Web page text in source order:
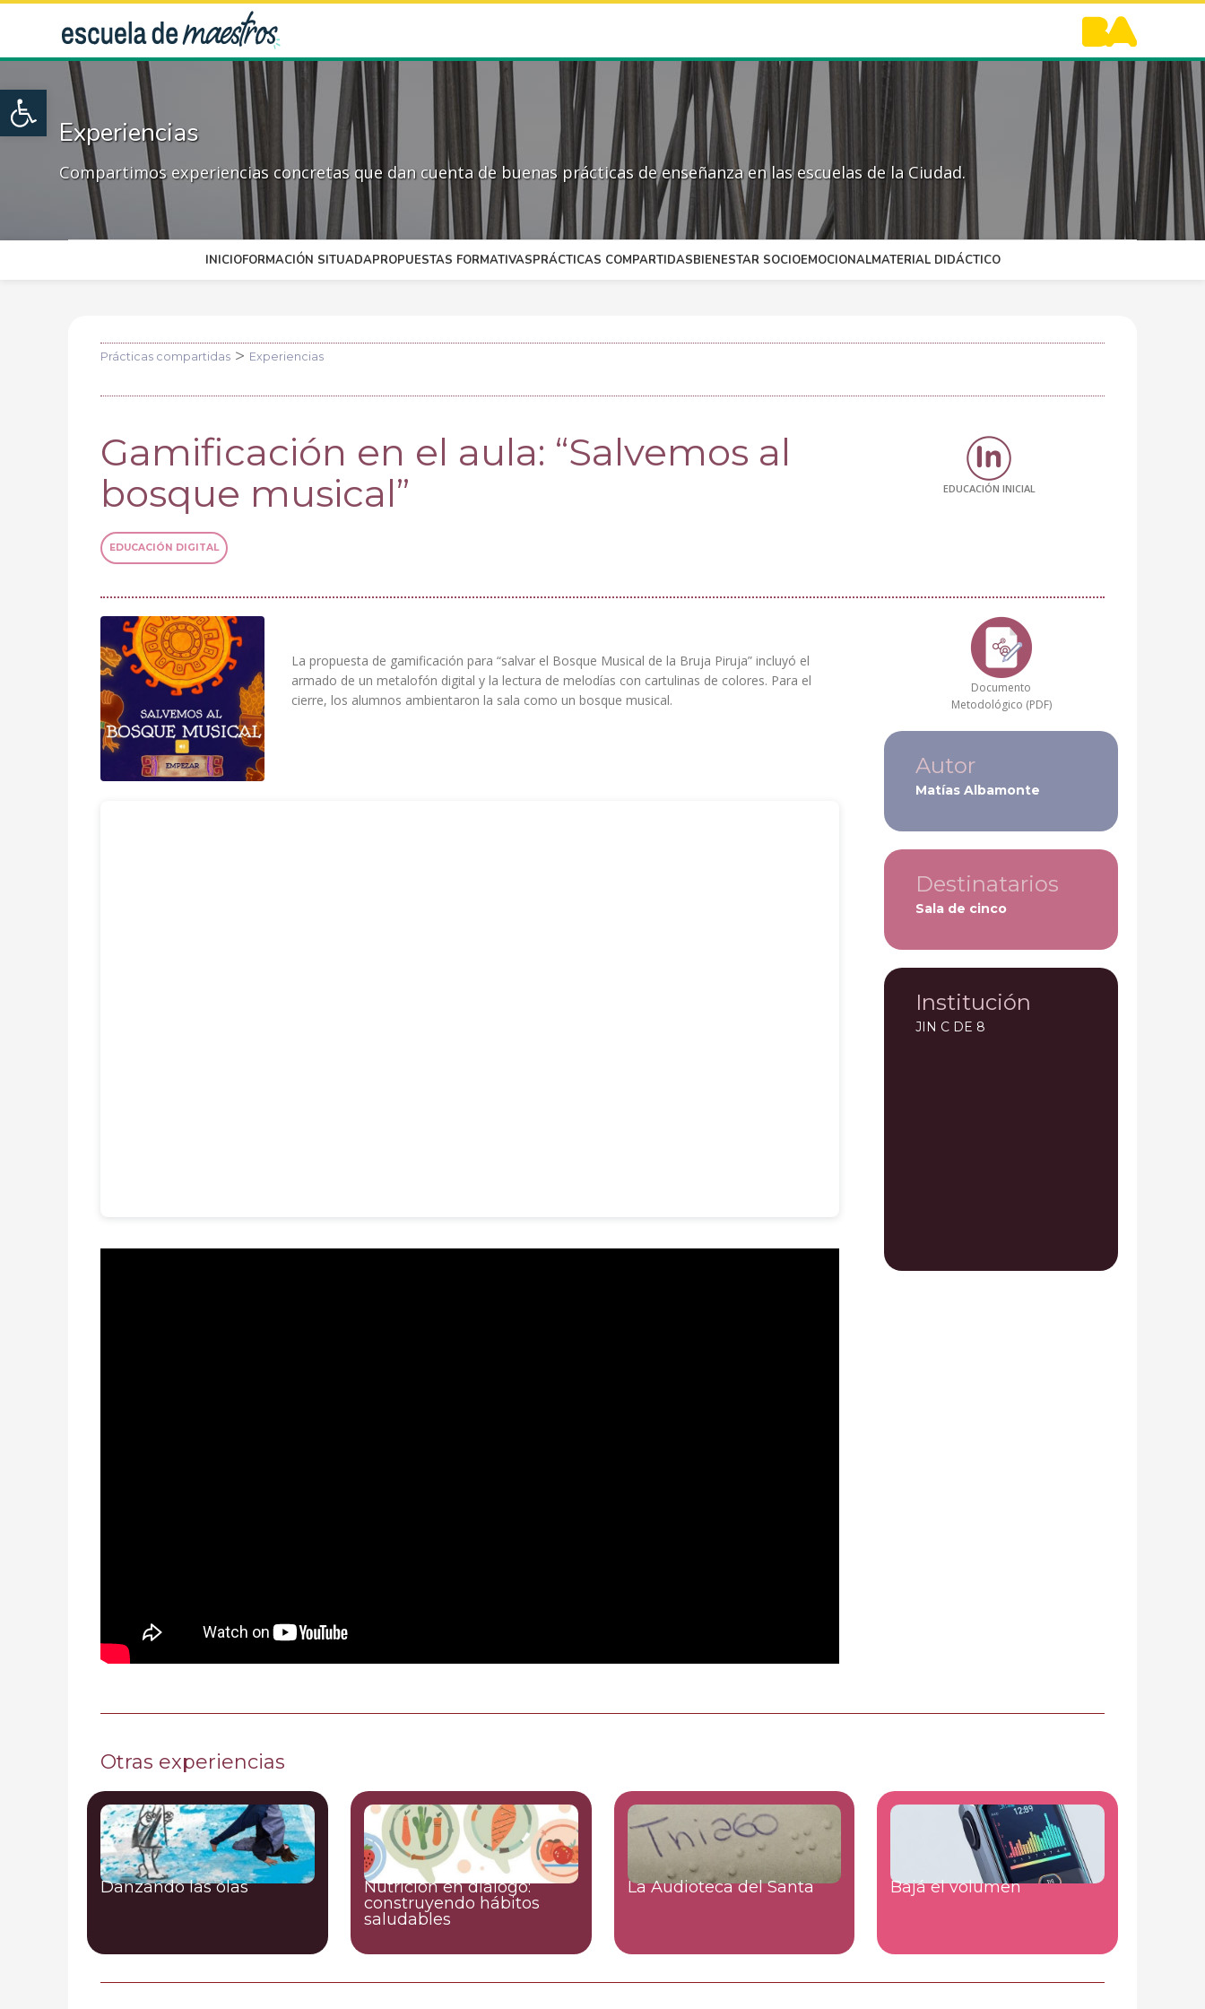
Open toolbar
Experiencias
Compartimos experiencias concretas que dan cuenta de buenas prácticas de enseñanza en las escuelas de la Ciudad.
INICIOFORMACIÓN SITUADAPROPUESTAS FORMATIVASPRÁCTICAS COMPARTIDASBIENESTAR SOCIOEMOCIONALMATERIAL DIDÁCTICO
Prácticas compartidas> Experiencias
Gamificación en el aula: “Salvemos al
bosque musical”
EDUCACIÓN DIGITAL
EDUCACIÓN INICIAL
La propuesta de gamificación para “salvar el Bosque Musical de la Bruja Piruja” incluyó el
armado de un metalofón digital y la lectura de melodías con cartulinas de colores. Para el
cierre, los alumnos ambientaron la sala como un bosque musical.
Documento
Metodológico (PDF)
Autor
Matías Albamonte
Destinatarios
Sala de cinco
Institución
JIN C DE 8
Otras experiencias
Danzando las olas
Nutrición en diálogo:
construyendo hábitos
saludables
La Audioteca del Santa Bajá el volumen